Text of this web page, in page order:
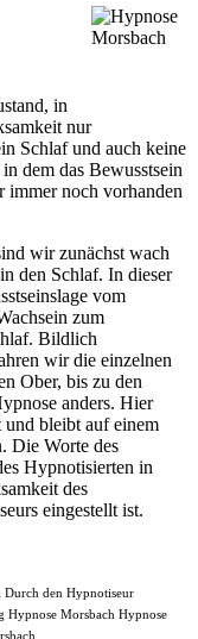
in
nur
Schlaf und auch keine
dem das Bewusstsein
immer noch vorhanden
wir zunächst wach
den Schlaf. In dieser
vom
zum
Bildlich
wir die einzelnen
Ober, bis zu den
anders. Hier
und bleibt auf einem
Die Worte des
Hypnotisierten in
des
eingestellt ist.
Durch den Hypnotiseur
Hypnose Morsbach Hypnose